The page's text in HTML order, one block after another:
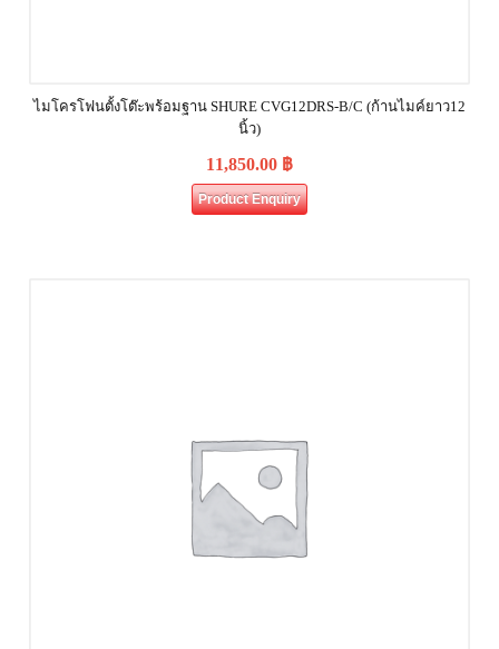
ไมโครโฟนตั้งโต๊ะพร้อมฐาน SHURE CVG12DRS‐B/C (ก้านไมค์ยาว12
นิ้ว)
11,850.00 ฿
Product Enquiry